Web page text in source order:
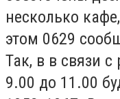
несколько
этом 0629
Так, в в связи
9.00 до 11.00